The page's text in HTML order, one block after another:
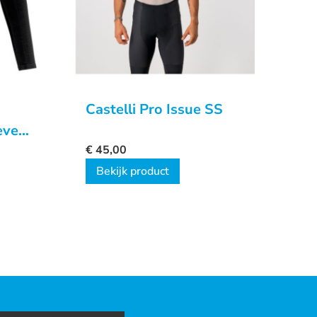
Castelli Pro Issue SS
€45,00
Bekijk product